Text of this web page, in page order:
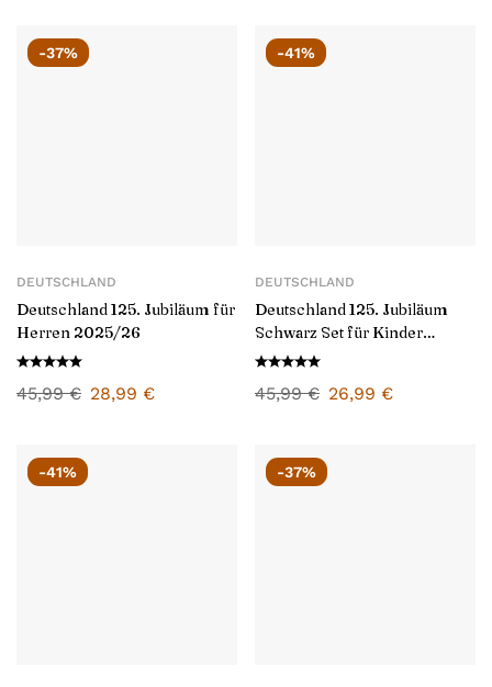
-37%
DEUTSCHLAND
Deutschland 125. Jubiläum für
Herren 2025/26
45,99€ 28,99 €
-41%
DEUTSCHLAND
Deutschland 125. Jubiläum
Schwarz Set für Kinder
2025/26
45,99€ 26,99 €
-41% -37%